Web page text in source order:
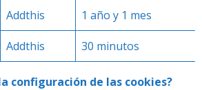
Addthis 1 año y 1 mes
Addthis 30 minutos
configuración de las cookies?